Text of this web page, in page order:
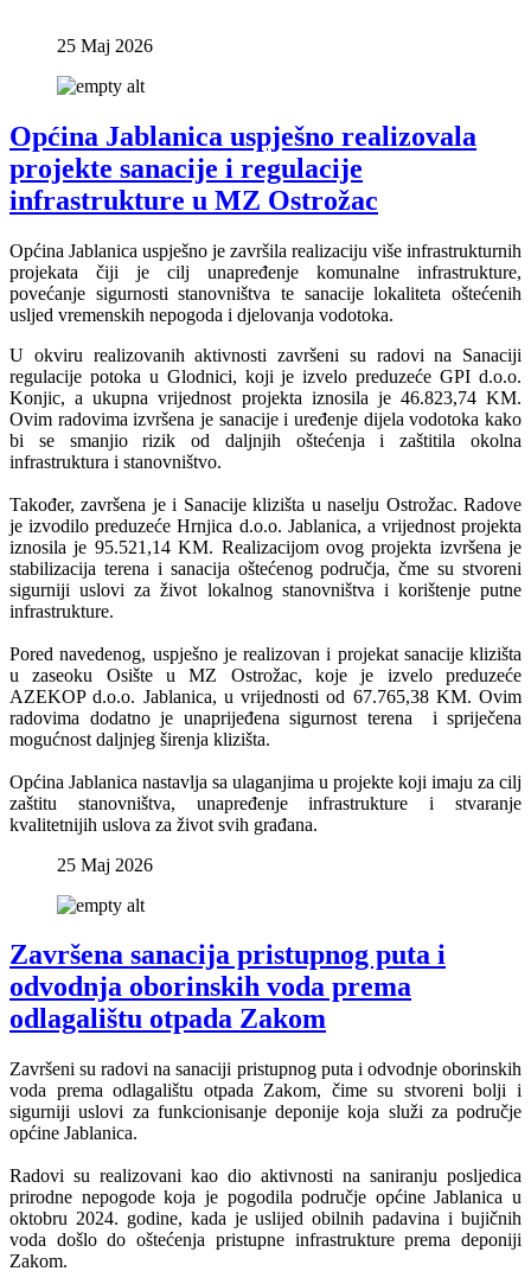
25 Maj 2026
Općina Jablanica uspješno realizovala
projekte sanacije i regulacije
infrastrukture u MZ Ostrožac
Općina Jablanica uspješno je završila realizaciju više infrastrukturnih
projekata čiji je cilj unapređenje komunalne infrastrukture,
povećanje sigurnosti stanovništva te sanacije lokaliteta oštećenih
usljed vremenskih nepogoda i djelovanja vodotoka.
U okviru realizovanih aktivnosti završeni su radovi na Sanaciji
regulacije potoka u Glodnici, koji je izvelo preduzeće GPI d.o.o.
Konjic, a ukupna vrijednost projekta iznosila je 46.823,74 KM.
Ovim radovima izvršena je sanacije i uređenje dijela vodotoka kako
bi se smanjio rizik od daljnjih oštećenja i zaštitila okolna
infrastruktura i stanovništvo.
Također, završena je i Sanacije klizišta u naselju Ostrožac. Radove
je izvodilo preduzeće Hrnjica d.o.o. Jablanica, a vrijednost projekta
iznosila je 95.521,14 KM. Realizacijom ovog projekta izvršena je
stabilizacija terena i sanacija oštećenog područja, čme su stvoreni
sigurniji uslovi za život lokalnog stanovništva i korištenje putne
infrastrukture.
Pored navedenog, uspješno je realizovan i projekat sanacije klizišta
u zaseoku Osište u MZ Ostrožac, koje je izvelo preduzeće
AZEKOP d.o.o. Jablanica, u vrijednosti od 67.765,38 KM. Ovim
radovima dodatno je unaprijeđena sigurnost terena i spriječena
mogućnost daljnjeg širenja klizišta.
Općina Jablanica nastavlja sa ulaganjima u projekte koji imaju za cilj
zaštitu stanovništva, unapređenje infrastrukture i stvaranje
kvalitetnijih uslova za život svih građana.
25 Maj 2026
Završena sanacija pristupnog puta i
odvodnja oborinskih voda prema
odlagalištu otpada Zakom
Završeni su radovi na sanaciji pristupnog puta i odvodnje oborinskih
voda prema odlagalištu otpada Zakom, čime su stvoreni bolji i
sigurniji uslovi za funkcionisanje deponije koja služi za područje
općine Jablanica.
Radovi su realizovani kao dio aktivnosti na saniranju posljedica
prirodne nepogode koja je pogodila područje općine Jablanica u
oktobru 2024. godine, kada je uslijed obilnih padavina i bujičnih
voda došlo do oštećenja pristupne infrastrukture prema deponiji
Zakom.